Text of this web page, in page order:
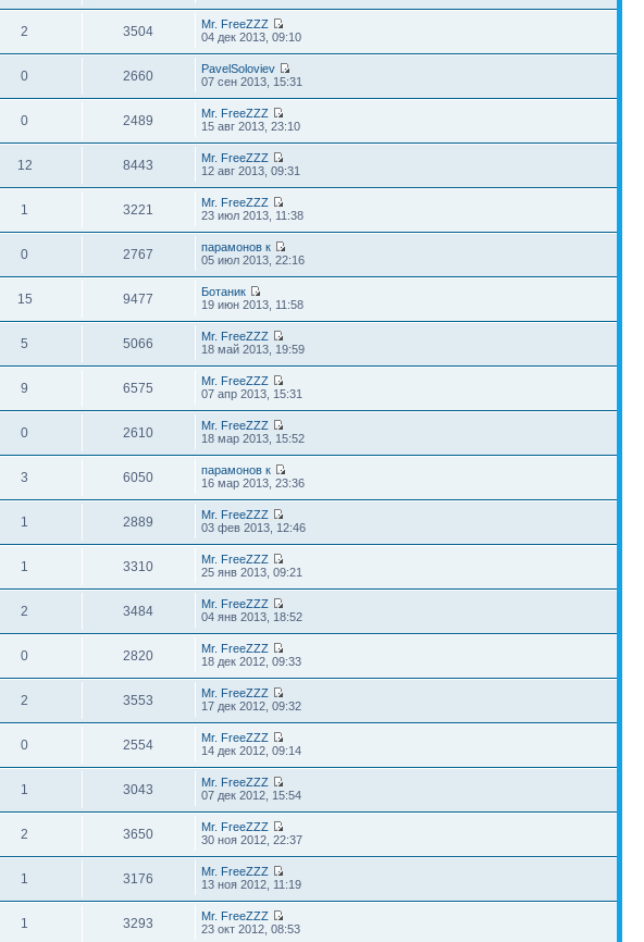
2 3504
Mr. FreeZZZ
04 дек 2013, 09:10
0 2660
PavelSoloviev
07 сен 2013, 15:31
0 2489
Mr. FreeZZZ
15 авг 2013, 23:10
12 8443
Mr. FreeZZZ
12 авг 2013, 09:31
1 3221
Mr. FreeZZZ
23 июл 2013, 11:38
0 2767
парамонов к
05 июл 2013, 22:16
15 9477
Ботаник
19 июн 2013, 11:58
5 5066
Mr. FreeZZZ
18 май 2013, 19:59
9 6575
Mr. FreeZZZ
07 апр 2013, 15:31
0 2610
Mr. FreeZZZ
18 мар 2013, 15:52
3 6050
парамонов к
16 мар 2013, 23:36
1 2889
Mr. FreeZZZ
03 фев 2013, 12:46
1 3310
Mr. FreeZZZ
25 янв 2013, 09:21
2 3484
Mr. FreeZZZ
04 янв 2013, 18:52
0 2820
Mr. FreeZZZ
18 дек 2012, 09:33
2 3553
Mr. FreeZZZ
17 дек 2012, 09:32
0 2554
Mr. FreeZZZ
14 дек 2012, 09:14
1 3043
Mr. FreeZZZ
07 дек 2012, 15:54
2 3650
Mr. FreeZZZ
30 ноя 2012, 22:37
1 3176
Mr. FreeZZZ
13 ноя 2012, 11:19
1 3293
Mr. FreeZZZ
23 окт 2012, 08:53